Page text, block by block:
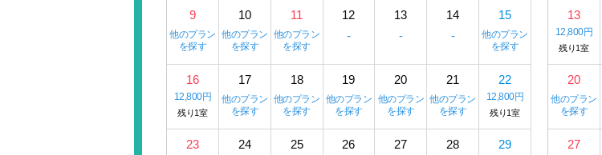
9
他のプラン
を探す
10
他のプラン
を探す
11
他のプラン
を探す
12
-
13
-
14
-
15
他のプラン
を探す
16
12,800円
残り1室
17
他のプラン
を探す
18
他のプラン
を探す
19
他のプラン
を探す
20
他のプラン
を探す
21
他のプラン
を探す
22
12,800円
残り1室
23 24 25 26 27 28 29
13
12,800円
残り1室
20
他のプラン
を探す
27